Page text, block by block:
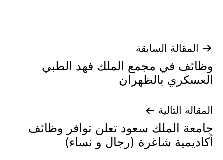
تصفّح
المقالات
المقالة السابقة
وظائف في مجمع الملك فهد الطبي
العسكري بالظهران
المقالة التالية
جامعة الملك سعود تعلن توافر وظائف
أكاديمية شاغرة (رجال و نساء)